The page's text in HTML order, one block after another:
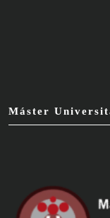
Máster